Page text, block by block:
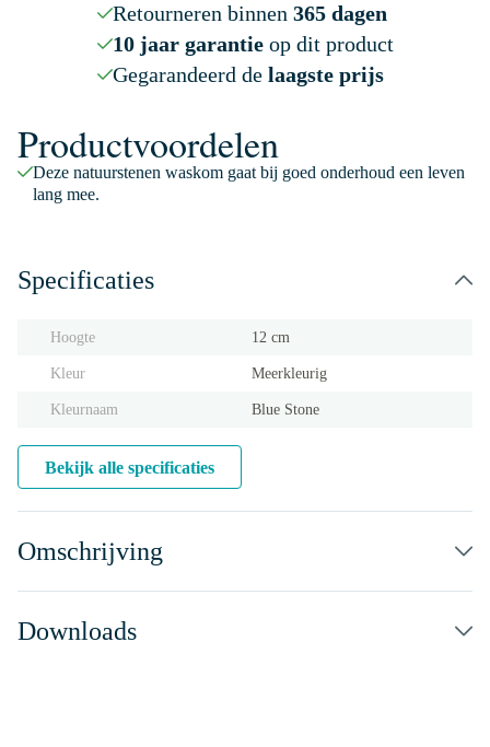
Retourneren binnen 365 dagen
10 jaar garantieop dit product
Gegarandeerd de laagste prijs
Productvoordelen
Deze natuurstenen waskom gaat bij goed onderhoud een leven
lang mee.
Specificaties
Hoogte 12 cm
Kleur Meerkleurig
Kleurnaam Blue Stone
Bekijk alle specificaties
Omschrijving
Downloads